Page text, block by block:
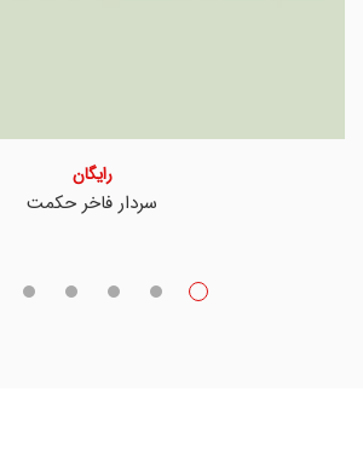
سردار فاخر حکمت
رایگان